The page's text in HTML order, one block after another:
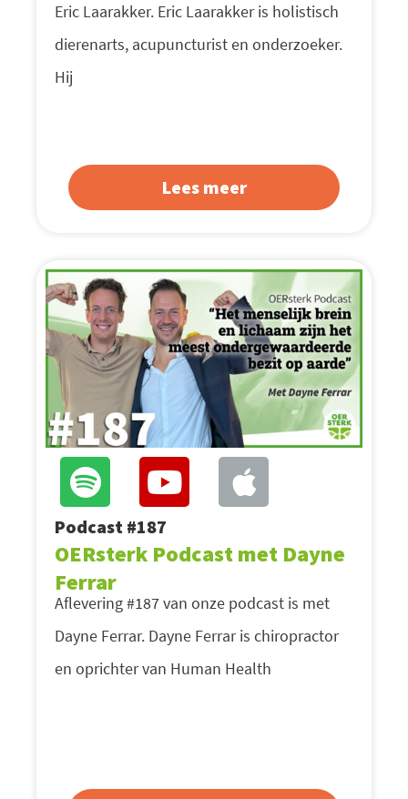
Eric Laarakker. Eric Laarakker is holistisch
dierenarts, acupuncturist en onderzoeker.
Hij
Lees meer
Podcast #187
OERsterk Podcast met Dayne
Ferrar
Aflevering #187 van onze podcast is met
Dayne Ferrar. Dayne Ferrar is chiropractor
en oprichter van Human Health